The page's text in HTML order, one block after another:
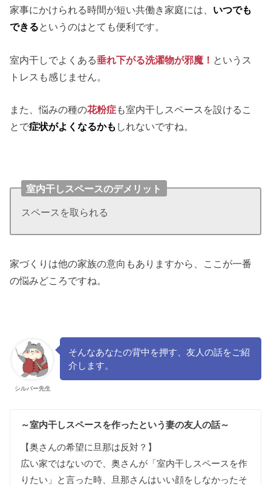
家事にかけられる時間が短い共働き家庭には、 いつでも
できるというのはとても便利です。
室内干しでよくある垂れ下がる洗濯物が邪魔！ というス
トレスも感じません。
また、悩みの種の花粉症も室内干しスペースを設けるこ
とで症状がよくなるかも しれないですね。
室内干しスペースのデメリット
スペースを取られる
家づくりは他の家族の意向もありますから、ここが一番
の悩みどころですね。
シルバー先生
そんなあなたの背中を押す、友人の話をご紹
介します。
～室内干しスペースを作ったという妻の友人の話～
【奥さんの希望に旦那は反対？】
広い家ではないので、奥さんが「室内干しスペースを作
りたい」と言った時、旦那さんはいい顔をしなかったそ